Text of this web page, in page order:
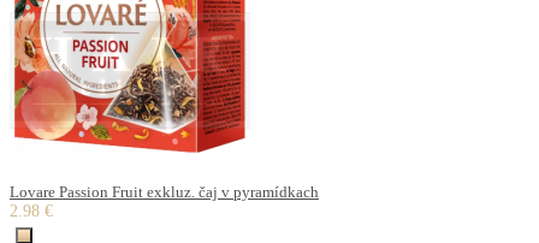
Lovare Passion Fruit exkluz. čaj v pyramídkach
2.98 €